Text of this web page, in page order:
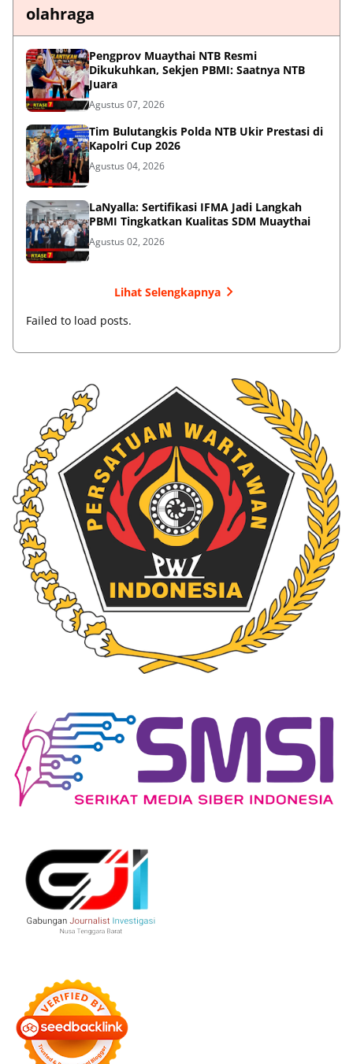
olahraga
Pengprov Muaythai NTB Resmi
Dikukuhkan, Sekjen PBMI: Saatnya NTB
Juara
Agustus 07, 2026
Tim Bulutangkis Polda NTB Ukir Prestasi di
Kapolri Cup 2026
Agustus 04, 2026
LaNyalla: Sertifikasi IFMA Jadi Langkah
PBMI Tingkatkan Kualitas SDM Muaythai
Agustus 02, 2026
Lihat Selengkapnya
Failed to load posts.